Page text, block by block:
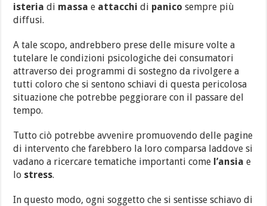
isteria di massa e attacchi di panico sempre più
diffusi.
A tale scopo, andrebbero prese delle misure volte a
tutelare le condizioni psicologiche dei consumatori
attraverso dei programmi di sostegno da rivolgere a
tutti coloro che si sentono schiavi di questa pericolosa
situazione che potrebbe peggiorare con il passare del
tempo.
Tutto ciò potrebbe avvenire promuovendo delle pagine
di intervento che farebbero la loro comparsa laddove si
vadano a ricercare tematiche importanti come l’ansia e
lo stress.
In questo modo, ogni soggetto che si sentisse schiavo di